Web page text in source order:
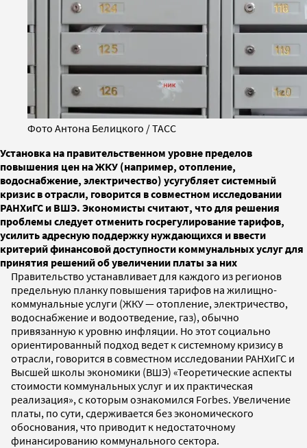
Фото Антона Белицкого / ТАСС
Установка на правительственном уровне пределов
повышения цен на ЖКУ (например, отопление,
водоснабжение, электричество) усугубляет системный
кризис в отрасли, говорится в совместном исследовании
РАНХиГС и ВШЭ. Экономисты считают, что для решения
проблемы следует отменить госрегулирование тарифов,
усилить адресную поддержку нуждающихся и ввести
критерий финансовой доступности коммунальных услуг для
принятия решений об увеличении платы за них
Правительство устанавливает для каждого из регионов
предельную планку повышения тарифов на жилищно-
коммунальные услуги (ЖКУ — отопление, электричество,
водоснабжение и водоотведение, газ), обычно
привязанную к уровню инфляции. Но этот социально
ориентированный подход ведет к системному кризису в
отрасли, говорится в совместном исследовании РАНХиГС и
Высшей школы экономики (ВШЭ) «Теоретические аспекты
стоимости коммунальных услуг и их практическая
реализация», с которым ознакомился Forbes. Увеличение
платы, по сути, сдерживается без экономического
обоснования, что приводит к недостаточному
финансированию коммунального сектора.